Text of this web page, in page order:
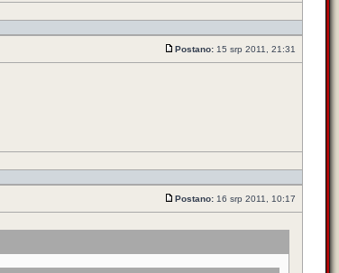
Postano: 15 srp 2011, 21:31
Postano: 16 srp 2011, 10:17